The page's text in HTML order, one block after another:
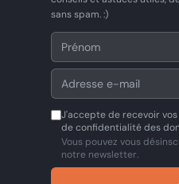
sans spam. :)
J'accepte de recevoir
de confidentialité des
Vous pouvez vous
notre newsletter.